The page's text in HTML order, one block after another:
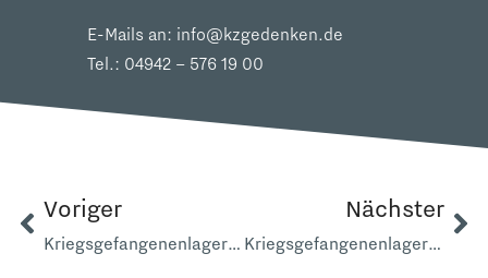
E-Mails an: info@kzgedenken.de
Tel.: 04942 – 576 19 00
Voriger
Kriegsgefangenenlager 5976 Bunde
Nächster
Kriegsgefangenenlager AK Bunderneuland Nähe E 22